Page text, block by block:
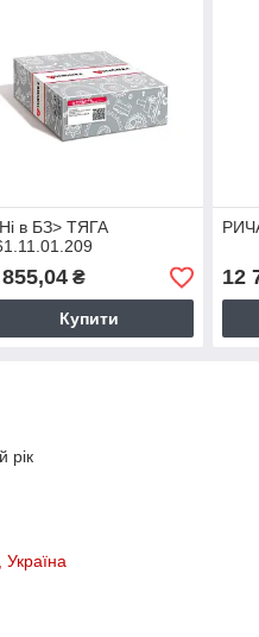
в БЗ> ТЯГА
₴
Купити
12
рік